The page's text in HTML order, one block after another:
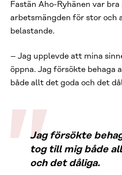
Fastän Aho-Ryhänen var
arbetsmängden för stor och
belastande.
– Jag upplevde att mina
öppna. Jag försökte behaga
både allt det goda och det
Jag försökte
tog till mig både
och det dåliga.